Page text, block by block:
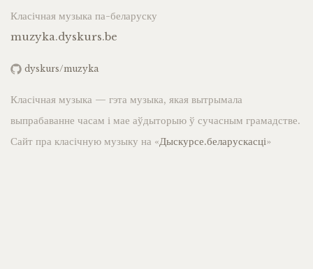
Класічная музыка па-беларуску
muzyka.dyskurs.be
dyskurs/muzyka
Класічная музыка — гэта музыка, якая вытрымала
выпрабаванне часам і мае аўдыторыю ў сучасным грамадстве.
Сайт пра класічную музыку на «Дыскурсе.беларускасці»